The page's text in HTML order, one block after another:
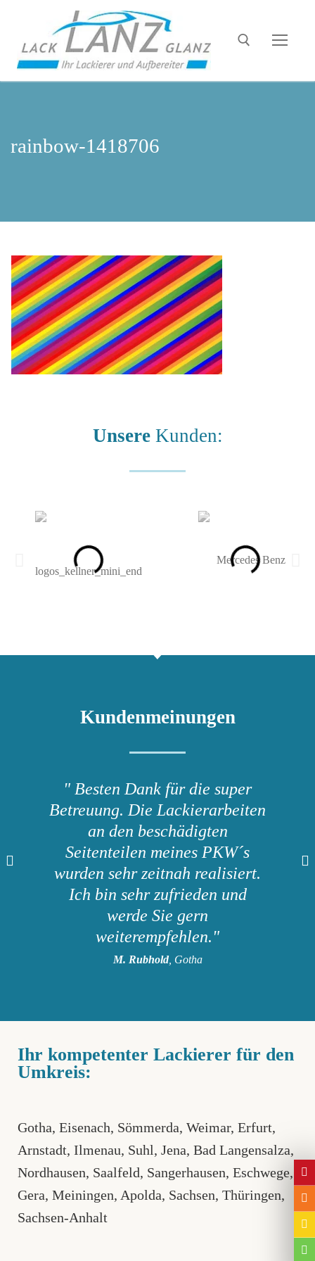
rainbow-1418706
UnsereKunden:
Kundenmeinungen
" Besten Dank für die super
Betreuung. Die Lackierarbeiten
an den beschädigten
Seitenteilen meines PKW´s
wurden sehr zeitnah realisiert.
Ich bin sehr zufrieden und
werde Sie gern
weiterempfehlen."
M. Rubhold, Gotha
Ihr kompetenter Lackierer für den
Umkreis:
Gotha, Eisenach, Sömmerda, Weimar, Erfurt,
Arnstadt, Ilmenau, Suhl, Jena, Bad Langensalza,
Nordhausen, Saalfeld, Sangerhausen, Eschwege,
Gera, Meiningen, Apolda, Sachsen, Thüringen,
Sachsen-Anhalt